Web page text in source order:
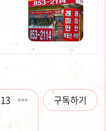
13 구독하기